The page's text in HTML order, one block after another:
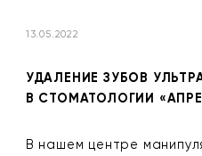
13.05.2022
УДАЛЕНИЕ ЗУБОВ
В СТОМАТОЛОГИИ
В нашем центре